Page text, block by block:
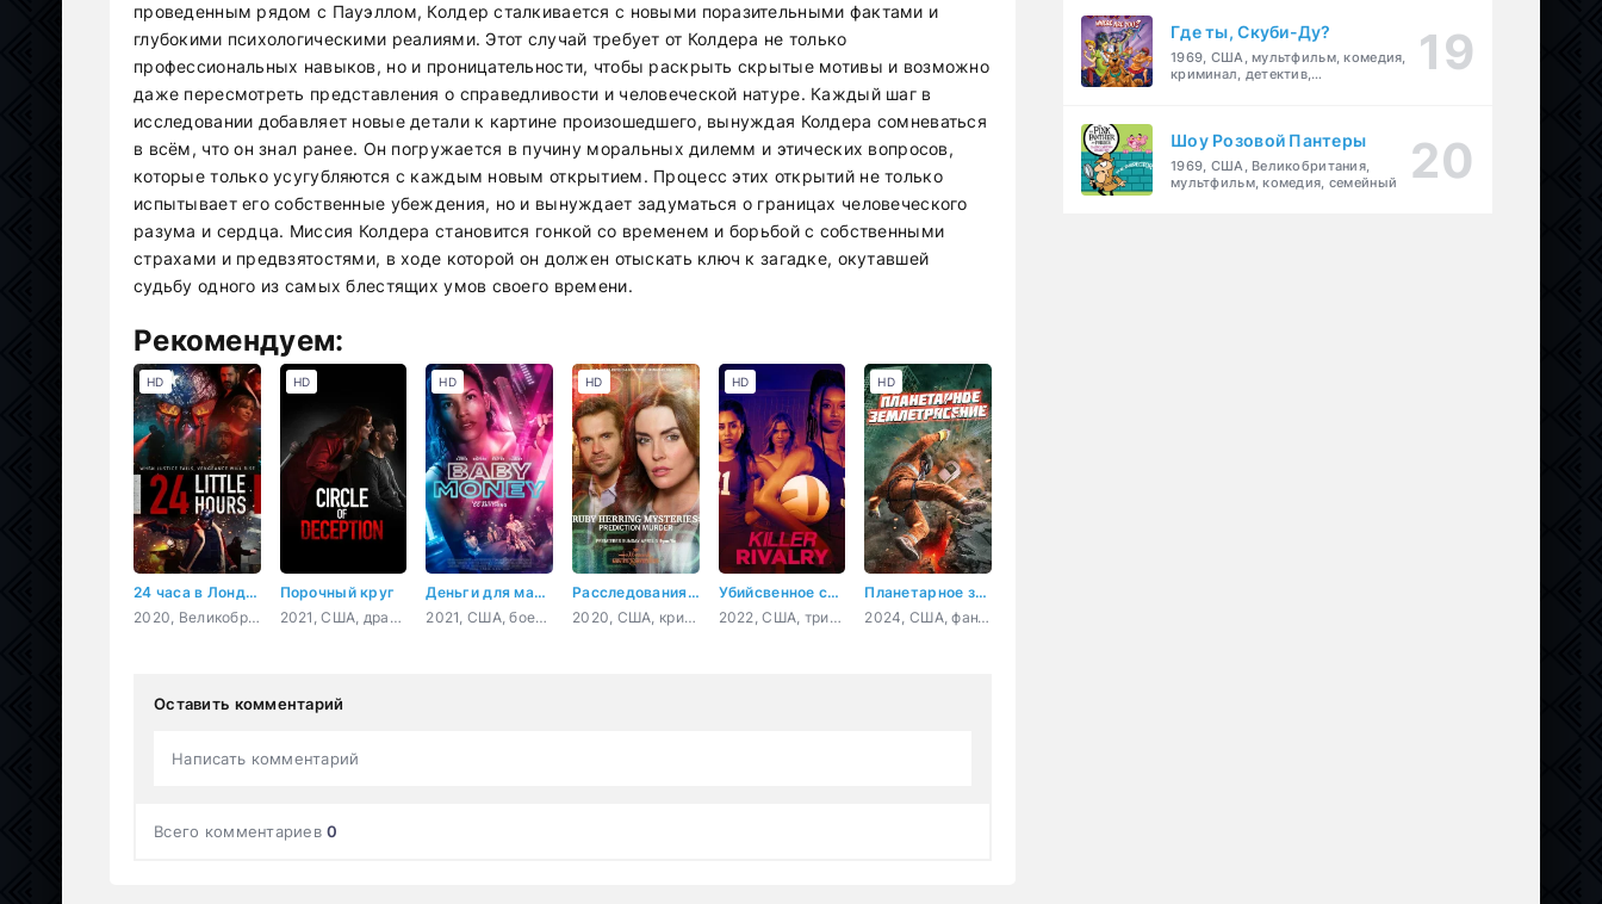
проведенным рядом с Пауэллом, Колдер сталкивается с новыми поразительными фактами и
глубокими психологическими реалиями. Этот случай требует от Колдера не только
профессиональных навыков, но и проницательности, чтобы раскрыть скрытые мотивы и возможно
даже пересмотреть представления о справедливости и человеческой натуре. Каждый шаг в
исследовании добавляет новые детали к картине произошедшего, вынуждая Колдера сомневаться
в всём, что он знал ранее. Он погружается в пучину моральных дилемм и этических вопросов,
которые только усугубляются с каждым новым открытием. Процесс этих открытий не только
испытывает его собственные убеждения, но и вынуждает задуматься о границах человеческого
разума и сердца. Миссия Колдера становится гонкой со временем и борьбой с собственными
страхами и предвзятостями, в ходе которой он должен отыскать ключ к загадке, окутавшей
судьбу одного из самых блестящих умов своего времени.
Рекомендуем:
24 часа в Лондоне
2020, Великобритания, боевик, триллер, драма, криминал
HD
Порочный круг
2021, США, драма, криминал
HD
Деньги для малышки
2021, США, боевик, триллер
HD
Расследования Руби Херринг: Предсказание убийства
2020, США, криминал, детектив
HD
Убийсвенное соперничество
2022, США, триллер, детектив
HD
Планетарное землетрясение
2024, США, фантастика, приключения
HD
Оставить комментарий
Написать комментарий
Всего комментариев0
Где ты, Скуби-Ду?
1969, США, мультфильм, комедия,
криминал, детектив,
Шоу Розовой Пантеры
1969, США, Великобритания,
мультфильм, комедия, семейный